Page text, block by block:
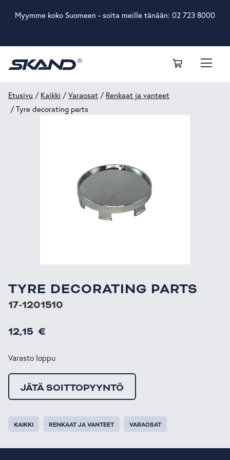
Myymme koko Suomeen - soita meille tänään: 02 723 8000
Etusivu / Kaikki /Varaosat / Renkaat ja vanteet
/ Tyre decorating parts
TYRE DECORATING PARTS
17-1201510
12,15 €
Varasto loppu
JÄTÄ SOITTOPYYNTÖ
KAIKKI RENKAAT JA VANTEET VARAOSAT